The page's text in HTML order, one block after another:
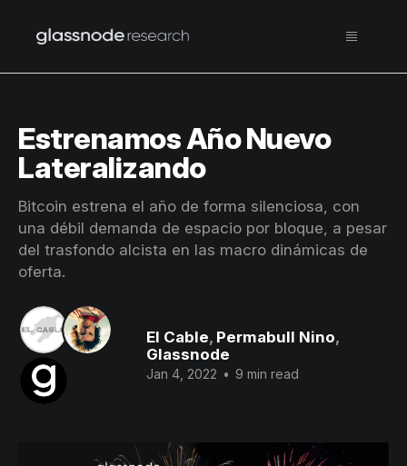
Estrenamos Año Nuevo
Lateralizando
Bitcoin estrena el año de forma silenciosa, con
una débil demanda de espacio por bloque, a pesar
del trasfondo alcista en las macro dinámicas de
oferta.
El Cable, Permabull Nino,
Glassnode
Jan 4, 2022 • 9 min read